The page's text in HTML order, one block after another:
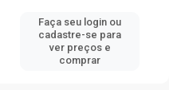
Faça seu login ou
cadastre-se para
ver preços e
comprar